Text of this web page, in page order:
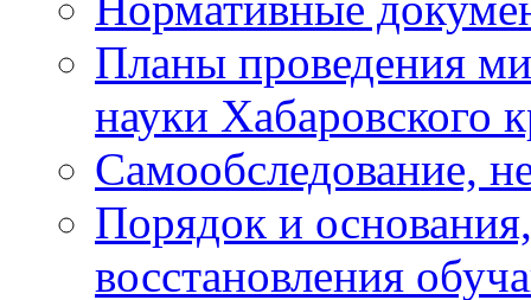
Планы проведения
науки Хабаровского
Самообследование,
Порядок и
восстановления